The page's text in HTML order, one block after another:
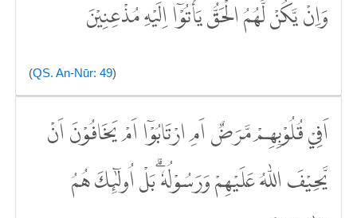
وَاِنْ يَّكُنْ لَّهُمُ الْحَقُّ يَأْتُوْٓا اِلَيْهِ مُذْعِنِيْنَ
(QS. An-Nūr: 49)
اَفِيْ قُلُوْبِهِمْ مَّرَضٌ اَمِ ارْتَابُوْٓا اَمْ يَخَافُوْنَ اَنْ
يَّحِيْفَ اللّٰهُ عَلَيْهِمْ وَرَسُوْلُهٗ ۗبَلْ اُولٰۤىِٕكَ هُمُ